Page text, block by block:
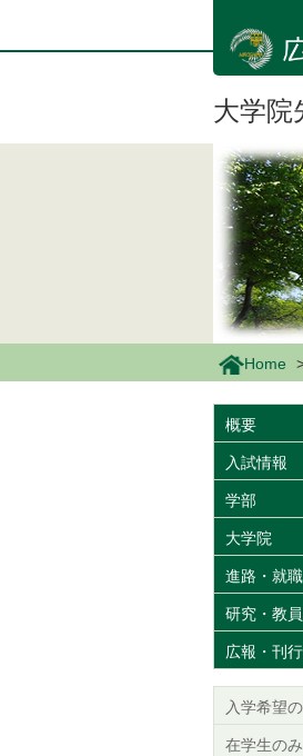
ン
大学院
Home
概要
入試情報
学部
大学院
進路・就
研究・教
広報・刊
入学希望
在学生の